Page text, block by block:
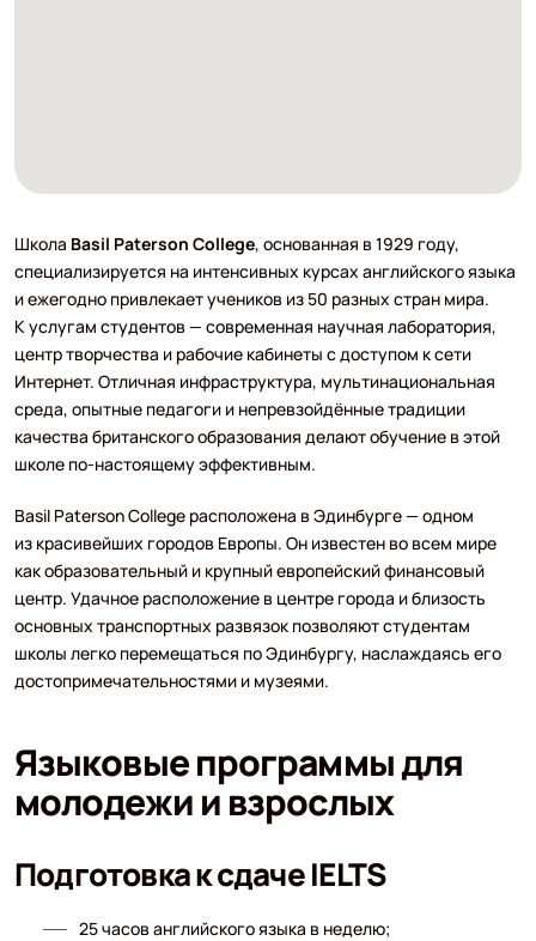
Школа Basil Paterson College, основанная в 1929 году,
специализируется на интенсивных курсах английского языка
и ежегодно привлекает учеников из 50 разных стран мира.
К услугам студентов — современная научная лаборатория,
центр творчества и рабочие кабинеты с доступом к сети
Интернет. Отличная инфраструктура, мультинациональная
среда, опытные педагоги и непревзойдённые традиции
качества британского образования делают обучение в этой
школе по-настоящему эффективным.
Basil Paterson College расположена в Эдинбурге — одном
из красивейших городов Европы. Он известен во всем мире
как образовательный и крупный европейский финансовый
центр. Удачное расположение в центре города и близость
основных транспортных развязок позволяют студентам
школы легко перемещаться по Эдинбургу, наслаждаясь его
достопримечательностями и музеями.
Языковые программы для
молодежи и взрослых
Подготовка к сдаче IELTS
25 часов английского языка в неделю;